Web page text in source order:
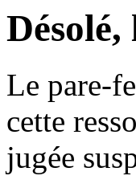
Désolé,
Le pare-
cette
jugée